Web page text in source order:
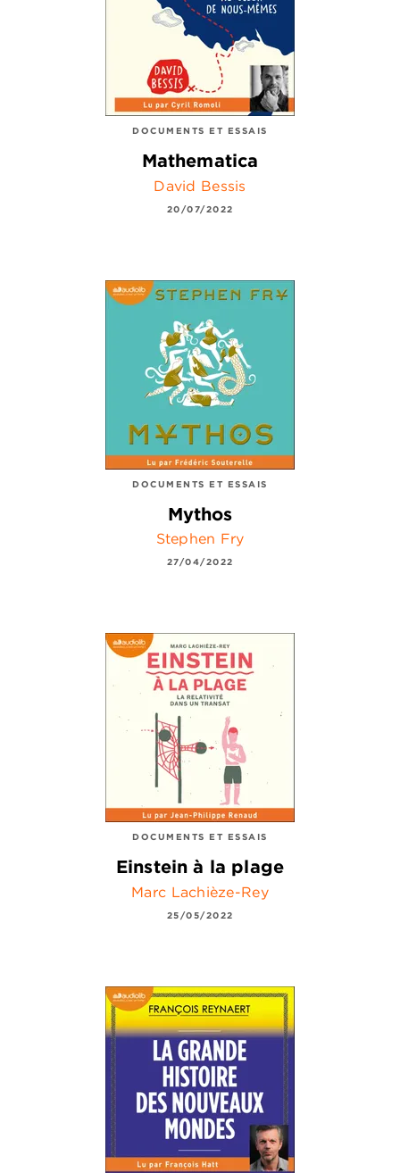
DOCUMENTS ET ESSAIS
Mathematica
David Bessis
20/07/2022
DOCUMENTS ET ESSAIS
Mythos
Stephen Fry
27/04/2022
DOCUMENTS ET ESSAIS
Einstein à la plage
Marc Lachièze-Rey
25/05/2022